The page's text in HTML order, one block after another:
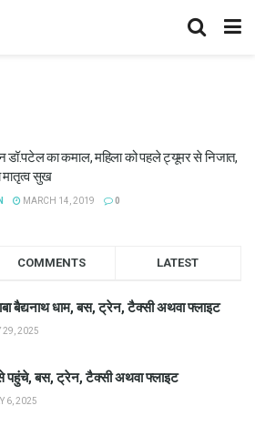
डॉ.पटेल का कमाल, महिला को पहले ट्यूमर से निजात,
मातृत्व सुख
MARCH 14, 2019 0
COMMENTS LATEST
बैद्यनाथ धाम, बस, ट्रेन, टैक्सी अथवा फ्लाइट
29, 2025
पहुंचे, बस, ट्रेन, टैक्सी अथवा फ्लाइट
6, 2025